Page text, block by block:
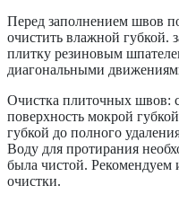
Перед заполнением швов
очистить влажной губкой.
плитку резиновым
диагональными
Очистка плиточных швов:
поверхность мокрой
губкой до полного
Воду для протирания
была чистой. Рекомендуем
очистки.